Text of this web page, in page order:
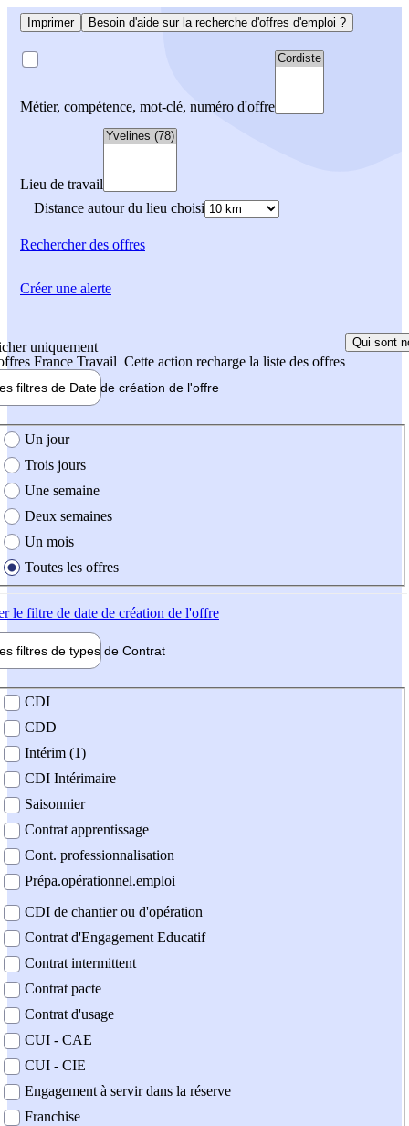
Imprimer Besoin d'aide sur la recherche d'offres d'emploi ?
Métier, compétence, mot-clé, numéro d'offre
Lieu de travail
Distance autour du lieu choisi
Rechercherdes offres
uniquement
France Travail Cette action recharge la liste des offres
Qui sont
filtres de Date de création de l'offre
création de l'offre
Un jour
Trois jours
Une semaine
Deux semaines
Un mois
Toutes les offres
le filtre de date de création de l'offre
filtres de types de Contrat
contrat
CDI
CDD
Intérim (1)
CDI Intérimaire
Saisonnier
Contrat apprentissage
Cont. professionnalisation
Prépa.opérationnel.emploi
CDI de chantier ou d'opération
Contrat d'Engagement Educatif
Contrat intermittent
Contrat pacte
Contrat d'usage
CUI - CAE
CUI - CIE
Engagement à servir dans la réserve
Franchise
Créer une alerte